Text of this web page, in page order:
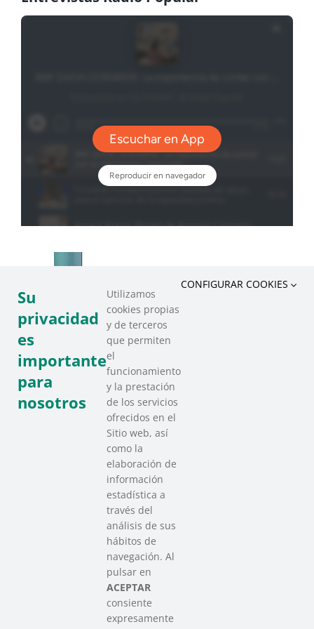
SAREEN SAREA
Asociación que agrupa a las redes
del Tercer Sector Social en Euskadi
Contacto
Su
privacidad
es
importante
para
nosotros
Utilizamos
cookies propias
y de terceros
que permiten
el
funcionamiento
y la prestación
de los servicios
ofrecidos en el
Sitio web, así
como la
elaboración de
información
estadística a
través del
análisis de sus
hábitos de
navegación. Al
pulsar en
ACEPTAR
consiente
expresamente
CONFIGURAR COOKIES